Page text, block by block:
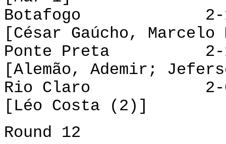
Botafogo 2-1
[César Gaúcho, Marcelo
Ponte Preta 2-1
[Alemão, Ademir;
Rio Claro 2-0
[Léo Costa (2)]
Round 12